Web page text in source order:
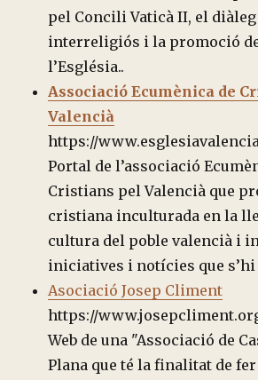
pel Concili Vaticà II, el
interreligiós i la promoció
l’Església..
Associació Ecumènica de
Valencià
https://
Portal de l’associació
Cristians pel Valencià que
cristiana inculturada en la
cultura del poble valencià i
iniciatives i notícies que
Asociació Josep Climent
https://
Web de una "Associació de
Plana que té la finalitat de